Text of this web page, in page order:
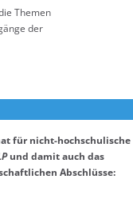
Themen
der
für nicht-hochschulische
und damit auch das
Abschlüsse: